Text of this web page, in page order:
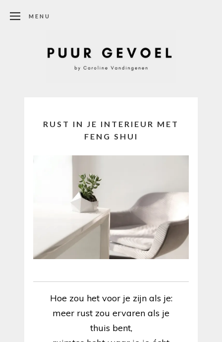
MENU
RUST IN JE INTERIEUR MET
FENG SHUI
Hoe zou het voor je zijn als je:
meer rust zou ervaren als je
thuis bent,